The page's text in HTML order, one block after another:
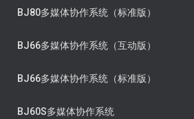
BJ80多媒体协作系统（标准版）
BJ66多媒体协作系统（互动版）
BJ66多媒体协作系统（标准版）
BJ60S多媒体协作系统